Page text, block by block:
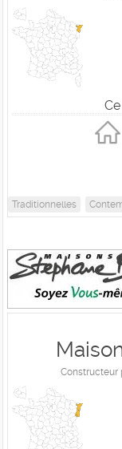
Traditionnelles
Constructeur